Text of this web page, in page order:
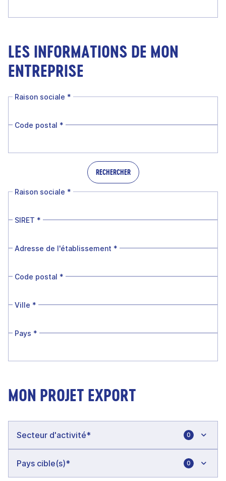
LES INFORMATIONS DE MON
ENTREPRISE
Raison sociale *
Code postal *
RECHERCHER
Raison sociale *
SIRET *
Adresse de l'établissement *
Code postal *
Ville *
Pays *
MON PROJET EXPORT
0
0